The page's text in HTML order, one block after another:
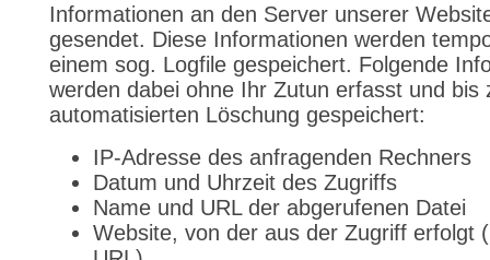
Informationen an den Server unserer
gesendet. Diese Informationen werden
einem sog. Logfile gespeichert. Folgende
werden dabei ohne Ihr Zutun erfasst und bis
automatisierten Löschung gespeichert:
IP-Adresse des anfragenden Rechners
Datum und Uhrzeit des Zugriffs
Name und URL der abgerufenen Datei
Website, von der aus der Zugriff erfolgt